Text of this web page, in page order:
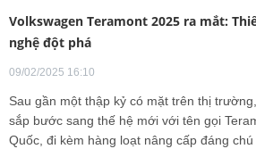
Volkswagen Teramont 2025 ra mắt:
nghệ đột phá
09/02/2025 16:10
Sau gần một thập kỷ có mặt trên thị
sắp bước sang thế hệ mới với tên gọi
Quốc, đi kèm hàng loạt nâng cấp đáng